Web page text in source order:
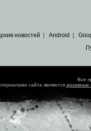
новостей Android
Все
сайта являются архивные